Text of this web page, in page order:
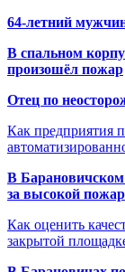
64-летний
В спальном
произошёл пожар
Отец по
Как предприятия
В Барановичском
за высокой
Как оценить
закрытой